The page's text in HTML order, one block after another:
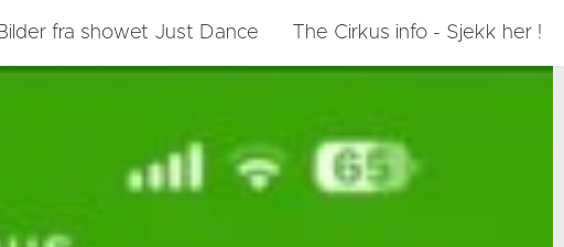
fra showet Just Dance The Cirkus info - Sjekk her !